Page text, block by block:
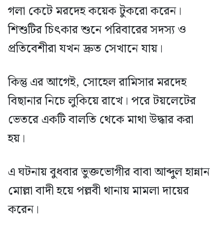
গলা কেটে মরদেহ কয়েক টুকরো করেন।
শিশুটির চিৎকার শুনে পরিবারের সদস্য ও
প্রতিবেশীরা যখন দ্রুত সেখানে যায়।
কিন্তু এর আগেই, সোহেল রামিসার মরদেহ
বিছানার নিচে লুকিয়ে রাখে। পরে টয়লেটের
ভেতরে একটি বালতি থেকে মাথা উদ্ধার করা
হয়।
এ ঘটনায় বুধবার ভুক্তভোগীর বাবা আব্দুল হান্নান
মোল্লা বাদী হয়ে পল্লবী থানায় মামলা দায়ের
করেন।